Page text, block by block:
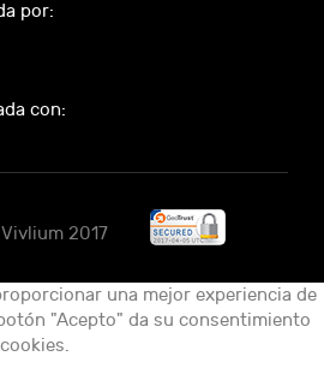
por:
con:
2017
una mejor experiencia de
"Acepto" da su consentimiento